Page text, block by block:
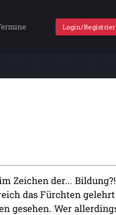
Login/
Zeichen der... Bildung?!
das Fürchten
gesehen. Wer